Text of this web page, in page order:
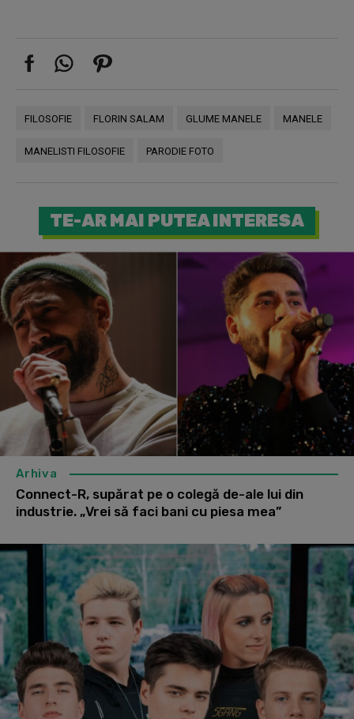
FILOSOFIE FLORIN SALAM GLUME MANELE MANELE
MANELISTI FILOSOFIE PARODIE FOTO
TE-AR MAI PUTEA INTERESA
Arhiva
Connect-R, supărat pe o colegă de-ale lui din
industrie. „Vrei să faci bani cu piesa mea”